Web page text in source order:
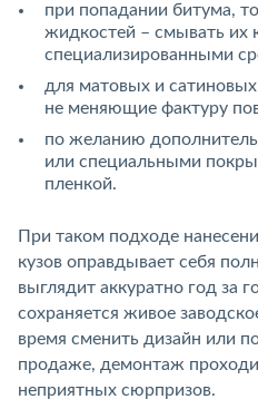
при попадании битума,
жидкостей – смывать их
специализированными
для матовых и
не меняющие фактуру
по желанию
или специальными
пленкой.
При таком подходе
кузов оправдывает себя
выглядит аккуратно год за
сохраняется живое
время сменить дизайн или
продаже, демонтаж
неприятных сюрпризов.